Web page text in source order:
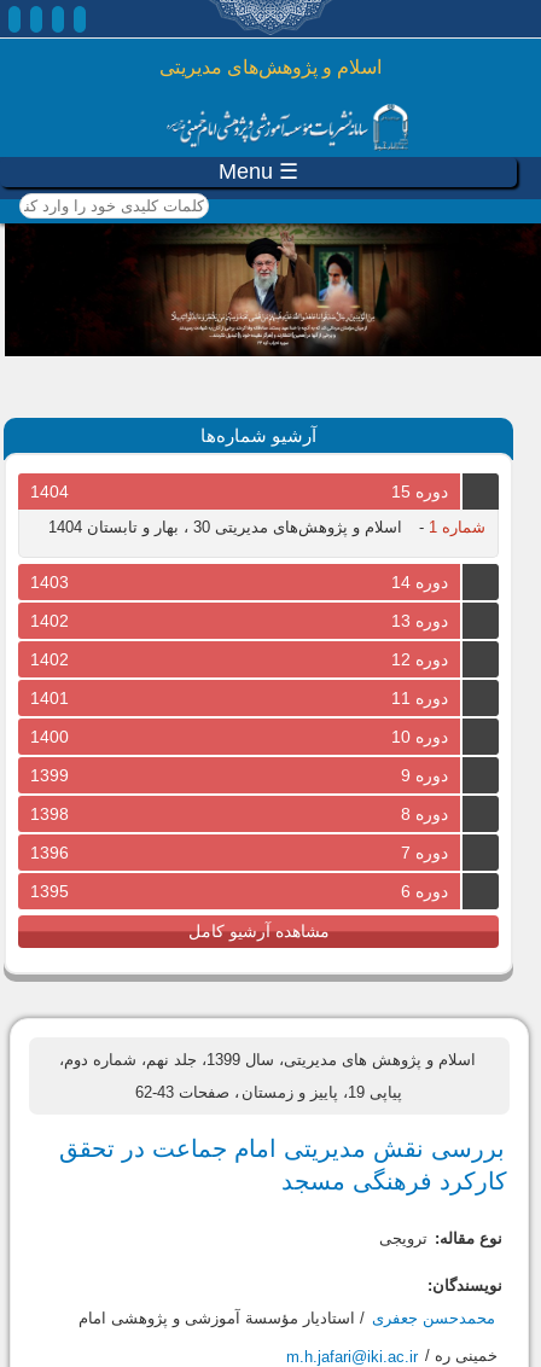
رفتن به محتوای اصلی
اسلام و پژوهش‌های مدیریتی
☰ Menu
کلمات کلیدی خود را وارد
کنید
آرشیو شماره‌ها
دوره 15 1404
شماره 1 - اسلام و پژوهش‌های مدیریتی 30 ، بهار و تابستان 1404
دوره 14
1403
دوره 13
1402
دوره 12
1402
دوره 11
1401
دوره 10
1400
دوره 9
1399
دوره 8
1398
دوره 7
1396
دوره 6
1395
مشاهده آرشیو کامل
اسلام و پژوهش های مدیریتی، سال 1399، جلد نهم، شماره دوم،
پیاپی 19، پاییز و زمستان
، صفحات 43-62
بررسی نقش مدیریتی امام جماعت در تحقق
کارکرد فرهنگی مسجد
نوع مقاله: ترویجی
نویسندگان:
محمدحسن جعفری / استادیار مؤسسة آموزشی و پژوهشی امام
خمینی ره / m.h.jafari@iki.ac.ir